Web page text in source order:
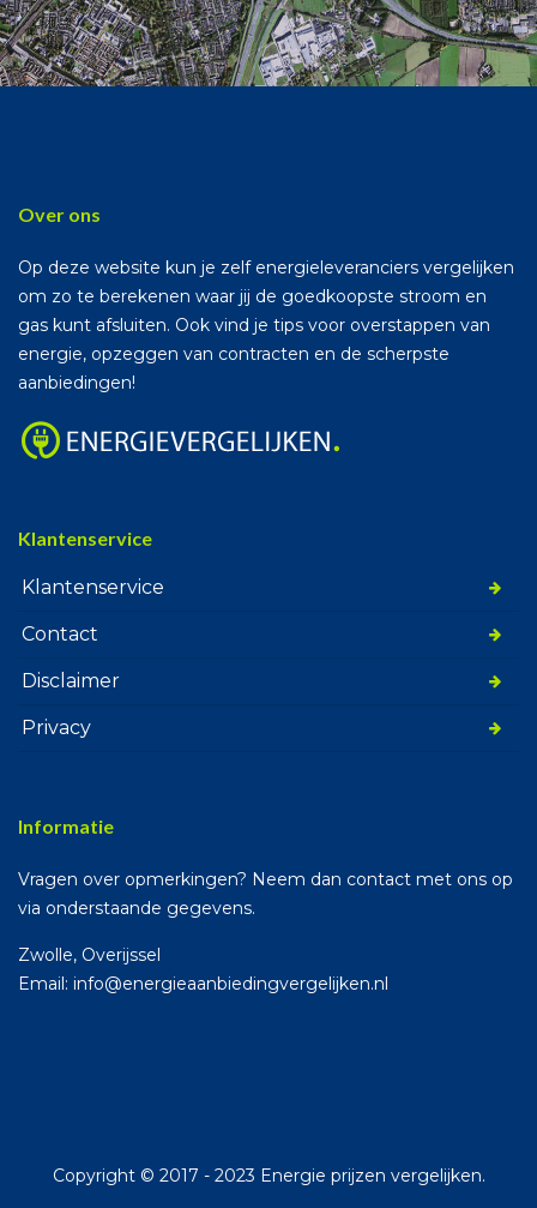
Over ons
Op deze website kun je zelf energieleveranciers vergelijken
om zo te berekenen waar jij de goedkoopste stroom en
gas kunt afsluiten. Ook vind je tips voor overstappen van
energie, opzeggen van contracten en de scherpste
aanbiedingen!
Klantenservice
Klantenservice
Contact
Disclaimer
Privacy
Informatie
Vragen over opmerkingen? Neem dan contact met ons op
via onderstaande gegevens.
Zwolle, Overijssel
Email: info@energieaanbiedingvergelijken.nl
Copyright © 2017 - 2023 Energie prijzen vergelijken.